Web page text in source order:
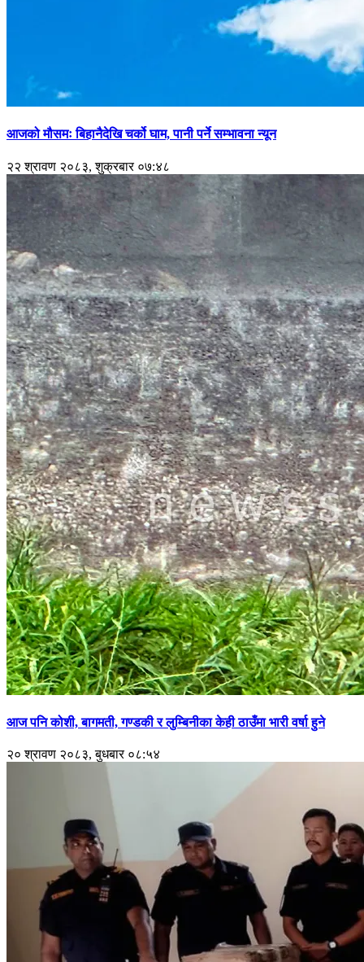
आजको मौसमः बिहानैदेखि चर्को घाम, पानी पर्ने सम्भावना न्यून
२२ श्रावण २०८३, शुक्रबार ०७:४८
आज पनि कोशी, बागमती, गण्डकी र लुम्बिनीका केही ठाउँमा भारी वर्षा हुने
२० श्रावण २०८३, बुधबार ०८:५४